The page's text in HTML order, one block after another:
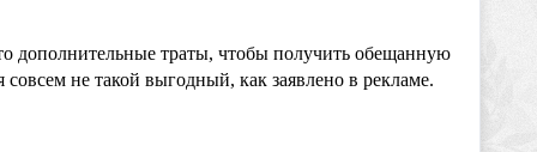
дополнительные траты, чтобы получить обещанную
не такой выгодный, как заявлено в рекламе.